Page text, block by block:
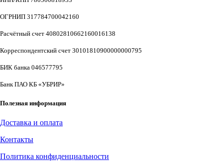
ОГРНИП 317784700042160
Расчётный счет 40802810662160016138
Корреспондентский счет 30101810900000000795
БИК банка 046577795
Банк ПАО КБ «УБРИР»
Полезная информация
Доставка и оплата
Контакты
Политика конфиденциальности